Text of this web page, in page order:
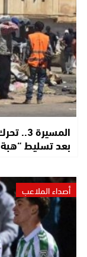
بعد تسليط
أصداء الملاعب